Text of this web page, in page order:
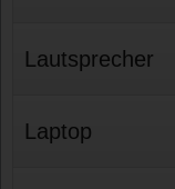
Lautsprecher
Laptop